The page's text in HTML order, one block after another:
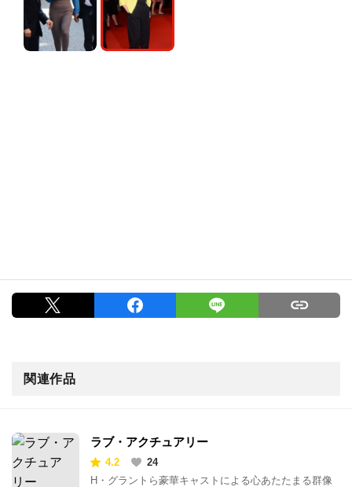
関連作品
ラブ・アクチュアリー
4.2
24
H・グラントら豪華キャストによる心あたたまる群像